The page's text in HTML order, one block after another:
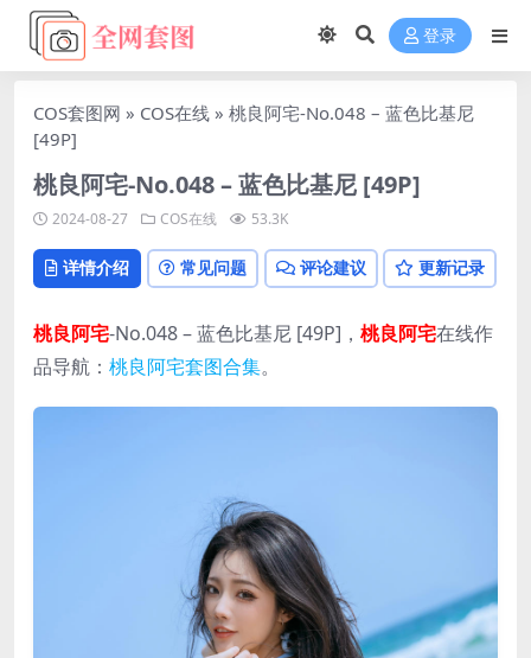
登录
COS套图网 » COS在线 » 桃良阿宅-No.048 – 蓝色比基尼
[49P]
桃良阿宅-No.048 – 蓝色比基尼 [49P]
2024-08-27 COS在线 53.3K
详情介绍 常见问题 评论建议 更新记录
桃良阿宅-No.048 – 蓝色比基尼 [49P]， 桃良阿宅在线作
品导航： 桃良阿宅套图合集。